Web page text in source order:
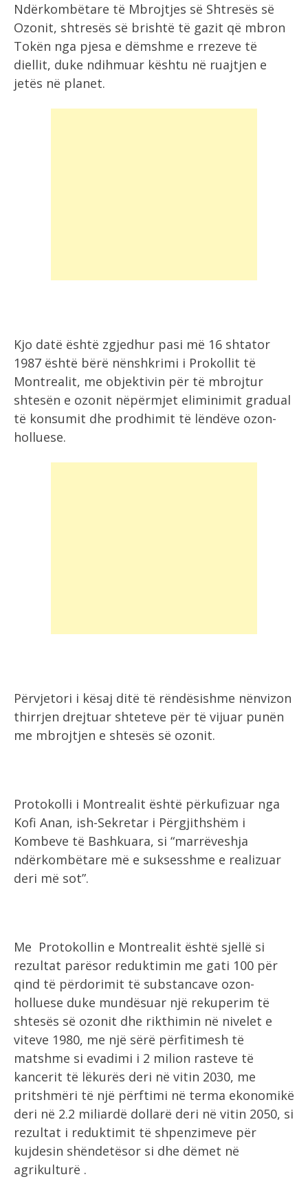
Ndërkombëtare të Mbrojtjes së Shtresës së
Ozonit, shtresës së brishtë të gazit që mbron
Tokën nga pjesa e dëmshme e rrezeve të
diellit, duke ndihmuar kështu në ruajtjen e
jetës në planet.
Kjo datë është zgjedhur pasi më 16 shtator
1987 është bërë nënshkrimi i Prokollit të
Montrealit, me objektivin për të mbrojtur
shtesën e ozonit nëpërmjet eliminimit gradual
të konsumit dhe prodhimit të lëndëve ozon-
holluese.
Përvjetori i kësaj ditë të rëndësishme nënvizon
thirrjen drejtuar shteteve për të vijuar punën
me mbrojtjen e shtesës së ozonit.
Protokolli i Montrealit është përkufizuar nga
Kofi Anan, ish-Sekretar i Përgjithshëm i
Kombeve të Bashkuara, si “marrëveshja
ndërkombëtare më e suksesshme e realizuar
deri më sot”.
Me Protokollin e Montrealit është sjellë si
rezultat parësor reduktimin me gati 100 për
qind të përdorimit të substancave ozon-
holluese duke mundësuar një rekuperim të
shtesës së ozonit dhe rikthimin në nivelet e
viteve 1980, me një sërë përfitimesh të
matshme si evadimi i 2 milion rasteve të
kancerit të lëkurës deri në vitin 2030, me
pritshmëri të një përftimi në terma ekonomikë
deri në 2.2 miliardë dollarë deri në vitin 2050, si
rezultat i reduktimit të shpenzimeve për
kujdesin shëndetësor si dhe dëmet në
agrikulturë .